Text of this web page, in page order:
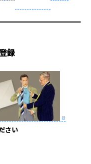
録
さい